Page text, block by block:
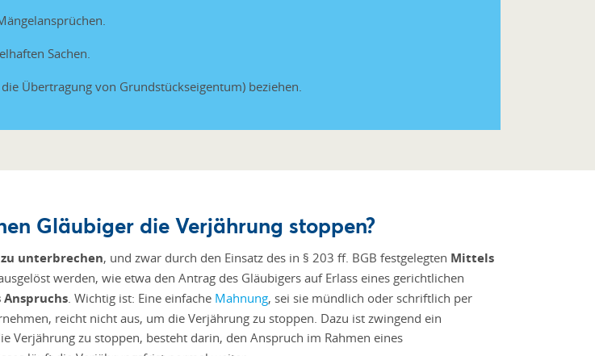
Sachen.
Übertragung von Grundstückseigentum) beziehen.
Gläubiger die Verjährung stoppen?
unterbrechen, und zwar durch den Einsatz des in § 203 ff. BGB festgelegten Mittels
werden, wie etwa den Antrag des Gläubigers auf Erlass eines gerichtlichen
Anspruchs. Wichtig ist: Eine einfache Mahnung, sei sie mündlich oder schriftlich per
reicht nicht aus, um die Verjährung zu stoppen. Dazu ist zwingend ein
Verjährung zu stoppen, besteht darin, den Anspruch im Rahmen eines